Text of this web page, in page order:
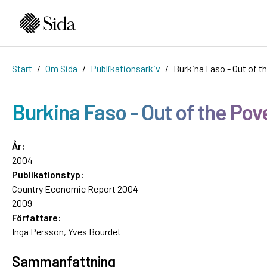
Start Om Sida Publikationsarkiv Burkina Faso - Out of
Burkina Faso - Out of the
År:
2004
Publikationstyp:
Country Economic Report 2004-
2009
Författare:
Inga Persson, Yves Bourdet
Sammanfattning